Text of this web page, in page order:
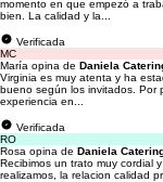
momento en que empezó a
bien. La calidad y la...
Verificada
MC
María opina de Daniela
Virginia es muy atenta y ha
bueno según los invitados.
experiencia en...
Verificada
RO
Rosa opina de Daniela
Recibimos un trato muy cordial
realizamos, la relacion calidad